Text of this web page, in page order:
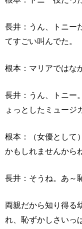
長井：うん、トニー
てすごい叫んでた。
根本：マリアではな
長井：うん、トニー
ょっとしたミュージ
根本：（女優として
かもしれませんから
長井：そうね。あ
両親だから知り得る
れ、恥ずかしさいっ